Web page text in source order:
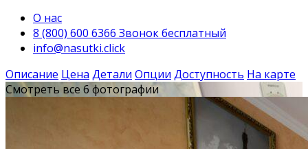
О нас
8 (800) 600 6366 Звонок бесплатный
info@nasutki.click
Описание Цена Детали Опции Доступность На карте
Смотреть все 6 фотографии